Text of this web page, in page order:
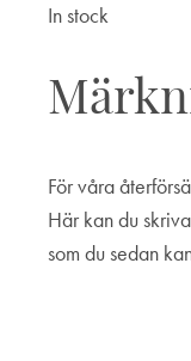
In stock
För våra
Här kan du
som du sedan